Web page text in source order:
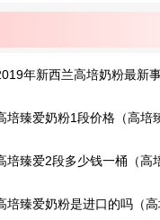
年新西兰高培奶粉最新
肃武威捐赠爱心奶粉）
培臻爱奶粉1段价格（高培
?）
培臻爱2段多少钱一桶（高
?）
培臻爱奶粉是进口的吗（